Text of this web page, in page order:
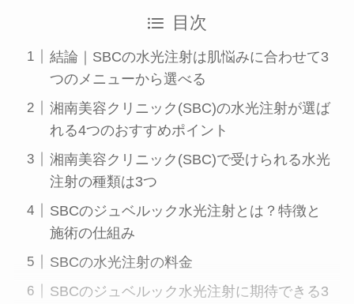
目次
結論｜SBCの水光注射は肌悩みに合わせて3
つのメニューから選べる
湘南美容クリニック(SBC)の水光注射が選ば
れる4つのおすすめポイント
湘南美容クリニック(SBC)で受けられる水光
注射の種類は3つ
SBCのジュベルック水光注射とは？特徴と
施術の仕組み
SBCの水光注射の料金
SBCのジュベルック水光注射に期待できる3